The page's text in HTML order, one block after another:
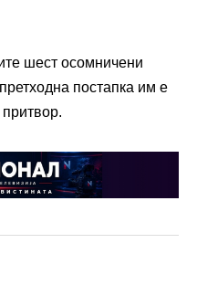
шест осомничени
постапка им е